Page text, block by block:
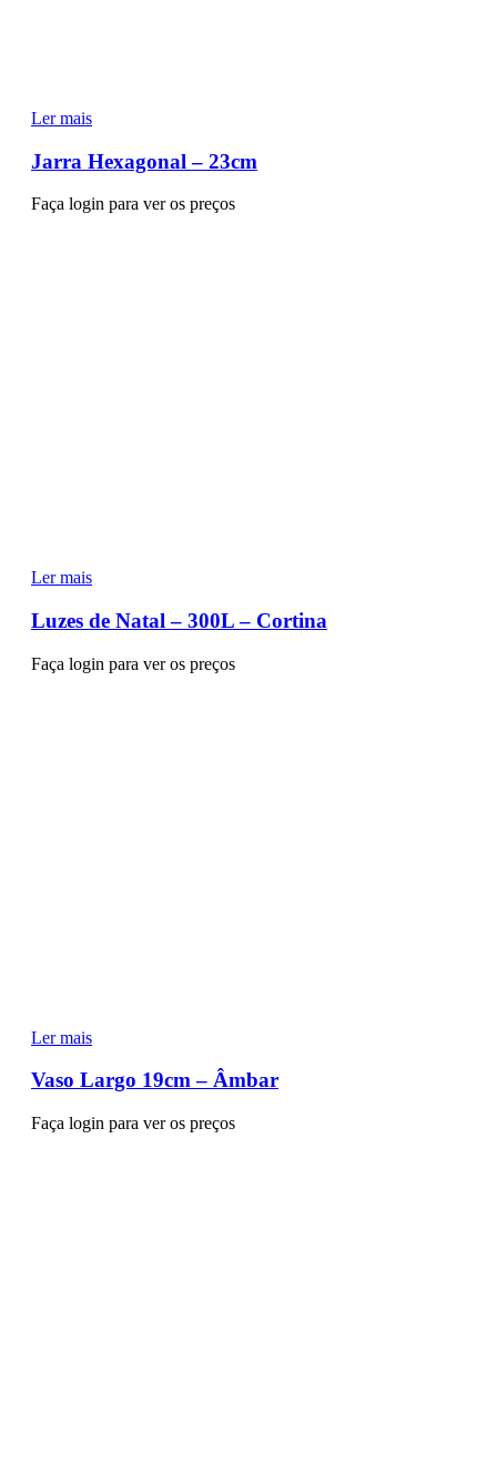
Ler mais
Jarra Hexagonal – 23cm
Faça login para ver os preços
Ler mais
Luzes de Natal – 300L – Cortina
Faça login para ver os preços
Ler mais
Vaso Largo 19cm – Âmbar
Faça login para ver os preços